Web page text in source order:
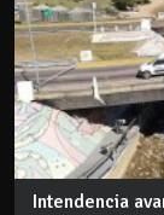
Intendencia